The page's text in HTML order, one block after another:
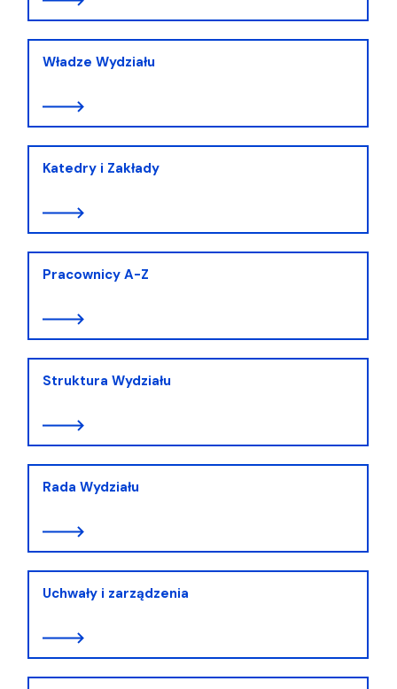
Władze Wydziału
Katedry i Zakłady
Pracownicy A-Z
Struktura Wydziału
Rada Wydziału
Uchwały i zarządzenia